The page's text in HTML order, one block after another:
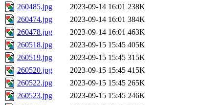
260485.jpg
2023-09-14 16:01 238K
260474.jpg
2023-09-14 16:01 384K
260478.jpg
2023-09-14 16:01 463K
260518.jpg
2023-09-15 15:45 405K
260519.jpg
2023-09-15 15:45 315K
260520.jpg
2023-09-15 15:45 415K
260522.jpg
2023-09-15 15:45 265K
260523.jpg
2023-09-15 15:45 246K